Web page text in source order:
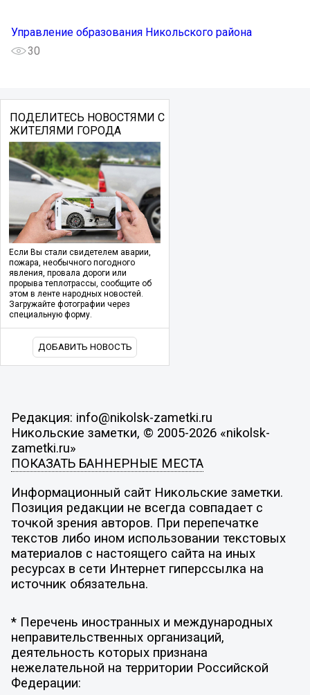
Управление образования Никольского района
30
ПОДЕЛИТЕСЬ НОВОСТЯМИ С
ЖИТЕЛЯМИ ГОРОДА
Если Вы стали свидетелем аварии,
пожара, необычного погодного
явления, провала дороги или
прорыва теплотрассы, сообщите об
этом в ленте народных новостей.
Загружайте фотографии через
специальную форму.
ДОБАВИТЬ НОВОСТЬ
Редакция: info@nikolsk-zametki.ru
Никольские заметки, © 2005-2026 «nikolsk-
zametki.ru»
ПОКАЗАТЬ БАННЕРНЫЕ МЕСТА
Информационный сайт Никольские заметки.
Позиция редакции не всегда совпадает с
точкой зрения авторов. При перепечатке
текстов либо ином использовании текстовых
материалов с настоящего сайта на иных
ресурсах в сети Интернет гиперссылка на
источник обязательна.
* Перечень иностранных и международных
неправительственных организаций,
деятельность которых признана
нежелательной на территории Российской
Федерации: